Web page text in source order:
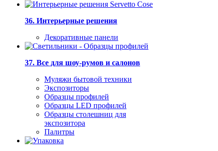
36. Интерьерные решения
Декоративные панели
37. Все для шоу-румов и салонов
Муляжи бытовой техники
Экспозиторы
Образцы профилей
Образцы LED профилей
Образцы столешниц для
экспозитора
Палитры